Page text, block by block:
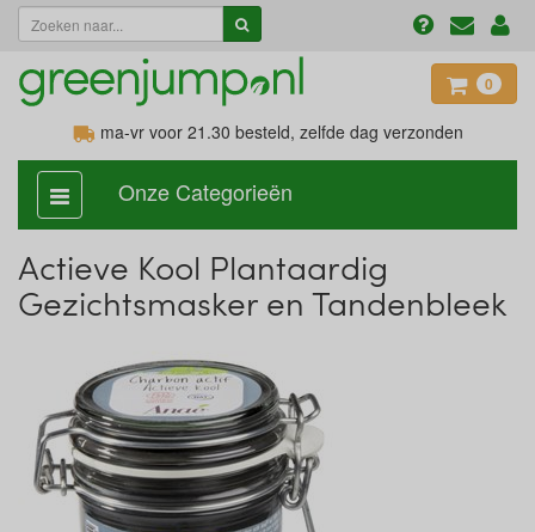
0
ma-vr voor 21.30 besteld, zelfde dag verzonden
categorie
aan,
Onze Categorieën
Actieve Kool Plantaardig
Gezichtsmasker en Tandenbleek